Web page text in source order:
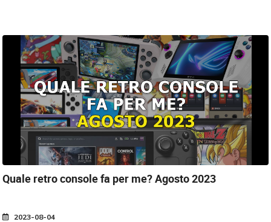
Quale retro console fa per me?Agosto 2023
2023-08-04